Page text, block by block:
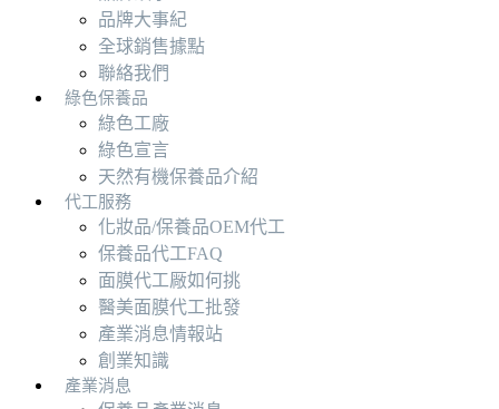
品牌大事紀
全球銷售據點
聯絡我們
綠色保養品
綠色工廠
綠色宣言
天然有機保養品介紹
代工服務
化妝品/保養品OEM代工
保養品代工FAQ
面膜代工厰如何挑
醫美面膜代工批發
產業消息情報站
創業知識
產業消息